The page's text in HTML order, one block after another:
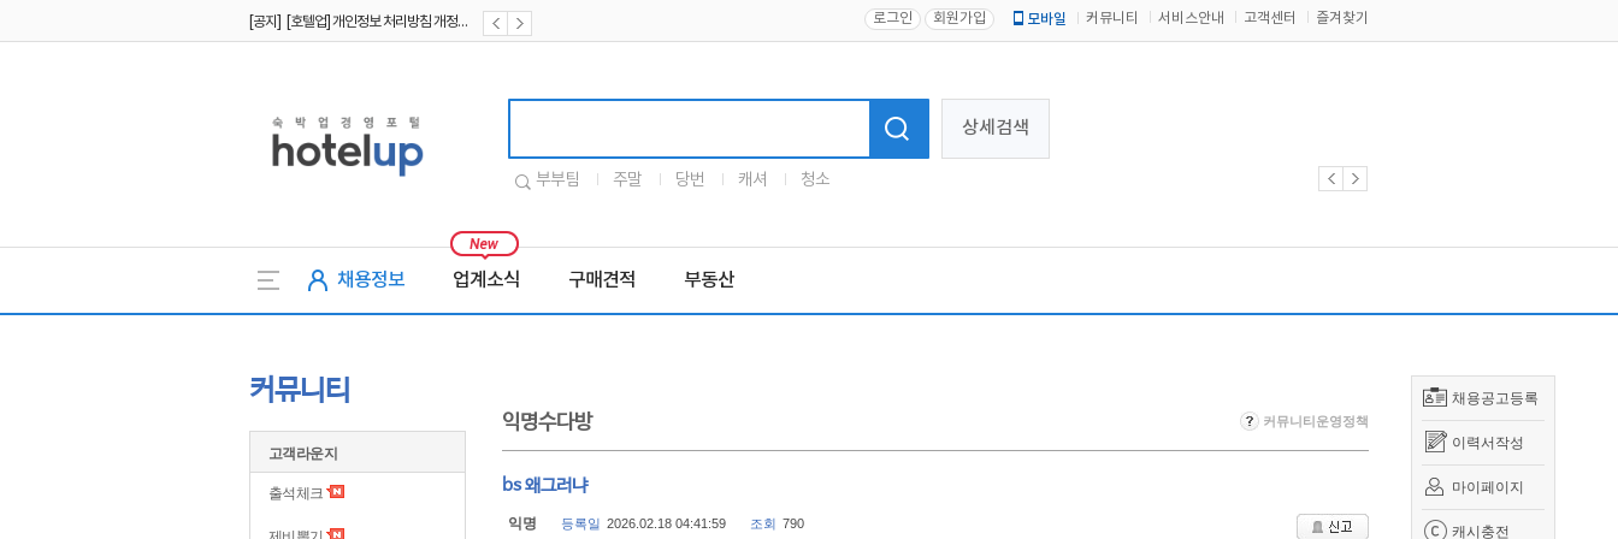
[공지] [호텔업] 개인정보 처리방침 개정본2 (19.09.02) 로그인 회원가입 모바일 커뮤니티 서비스안내 고객센터 즐겨찾기
상세검색
부부팀 주말 당번 캐셔 청소
채용정보 업계소식 구매견적 부동산
채용공고등록
이력서작성
마이페이지
캐시충전
커뮤니티
고객라운지
출석체크
익명수다방 커뮤니티운영정책
bs 왜그러냐
익명 등록일 2026.02.18 04:41:59 조회 790